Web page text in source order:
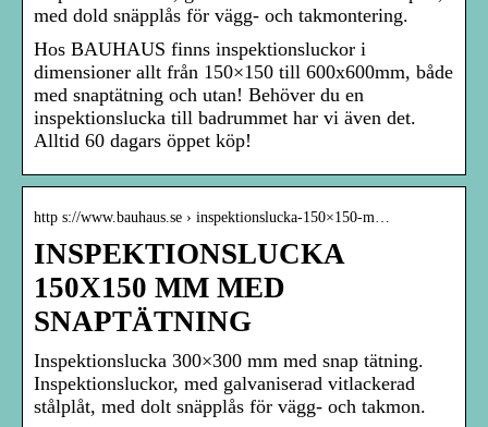
med dold snäpplås för vägg- och takmontering.
Hos BAUHAUS finns inspektionsluckor i
dimensioner allt från 150×150 till 600x600mm, både
med snaptätning och utan! Behöver du en
inspektionslucka till badrummet har vi även det.
Alltid 60 dagars öppet köp!
http s://www.bauhaus.se › inspektionslucka-150×150-m…
INSPEKTIONSLUCKA
150X150 MM MED
SNAPTÄTNING
Inspektionslucka 300×300 mm med snap tätning.
Inspektionsluckor, med galvaniserad vitlackerad
stålplåt, med dolt snäpplås för vägg- och takmon.